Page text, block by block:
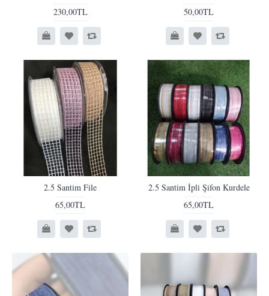
230,00TL 50,00TL
2.5 Santim File
65,00TL
2.5 Santim İpli Şifon Kurdele
65,00TL